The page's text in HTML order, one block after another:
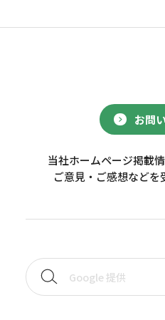
お問
当社ホームページ掲載
ご意見・ご感想などを